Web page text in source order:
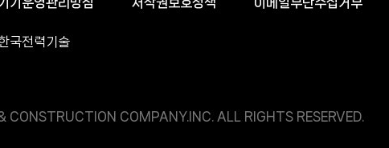
국전력기술
COMPANY.INC. ALL RIGHTS RESERVED.